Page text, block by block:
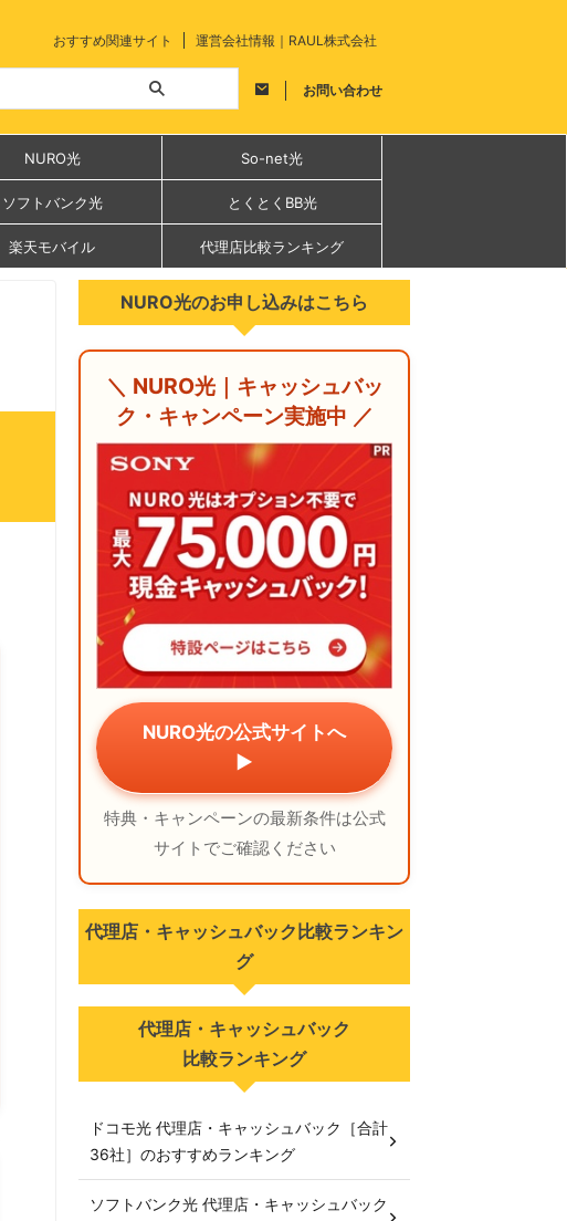
おすすめ関連サイト 運営会社情報｜RAUL株式会社
お問い合わせ
NURO光 So-net光
ソフトバンク光 とくとくBB光
楽天モバイル 代理店比較ランキング
NURO光のお申し込みはこちら
＼ NURO光｜キャッシュバッ
ク・キャンペーン実施中 ／
NURO光の公式サイトへ
▶
特典・キャンペーンの最新条件は公式
サイトでご確認ください
代理店・キャッシュバック比較ランキン
グ
代理店・キャッシュバック
比較ランキング
ドコモ光 代理店・キャッシュバック［合計
36社］のおすすめランキング
ソフトバンク光 代理店・キャッシュバック